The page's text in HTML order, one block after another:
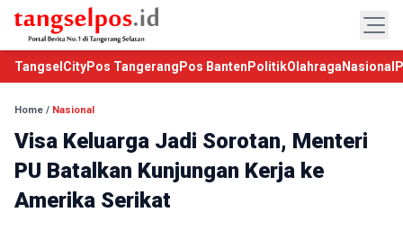
TangselCityPos Tangerang Pos Banten PolitikOlahraga Nasional
Home / Nasional
Visa Keluarga Jadi Sorotan, Menteri
PU Batalkan Kunjungan Kerja ke
Amerika Serikat